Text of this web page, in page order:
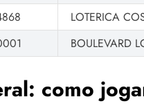
LOTERICA
BOULEVARD
como